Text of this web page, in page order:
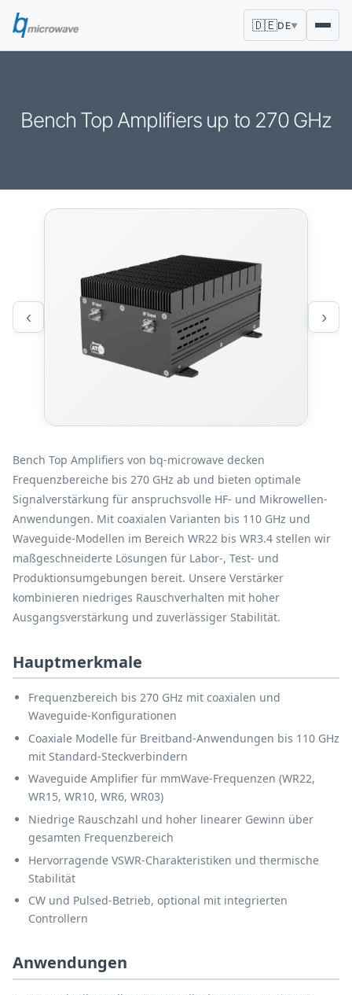
🇩🇪DE▼
Bench Top Amplifiers up to 270 GHz
Bench Top Amplifiers von bq-microwave decken
Frequenzbereiche bis 270 GHz ab und bieten optimale
Signalverstärkung für anspruchsvolle HF- und Mikrowellen-
Anwendungen. Mit coaxialen Varianten bis 110 GHz und
Waveguide-Modellen im Bereich WR22 bis WR3.4 stellen wir
maßgeschneiderte Lösungen für Labor-, Test- und
Produktionsumgebungen bereit. Unsere Verstärker
kombinieren niedriges Rauschverhalten mit hoher
Ausgangsverstärkung und zuverlässiger Stabilität.
Hauptmerkmale
Frequenzbereich bis 270 GHz mit coaxialen und
Waveguide-Konfigurationen
Coaxiale Modelle für Breitband-Anwendungen bis 110 GHz
mit Standard-Steckverbindern
Waveguide Amplifier für mmWave-Frequenzen (WR22,
WR15, WR10, WR6, WR03)
Niedrige Rauschzahl und hoher linearer Gewinn über
gesamten Frequenzbereich
Hervorragende VSWR-Charakteristiken und thermische
Stabilität
CW und Pulsed-Betrieb, optional mit integrierten
Controllern
Anwendungen
‹ ›